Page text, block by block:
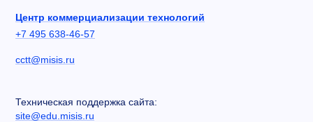
Центр коммерциализации технологий
+7 495 638-46-57
cctt@misis.ru
Техническая поддержка сайта:
site@edu.misis.ru